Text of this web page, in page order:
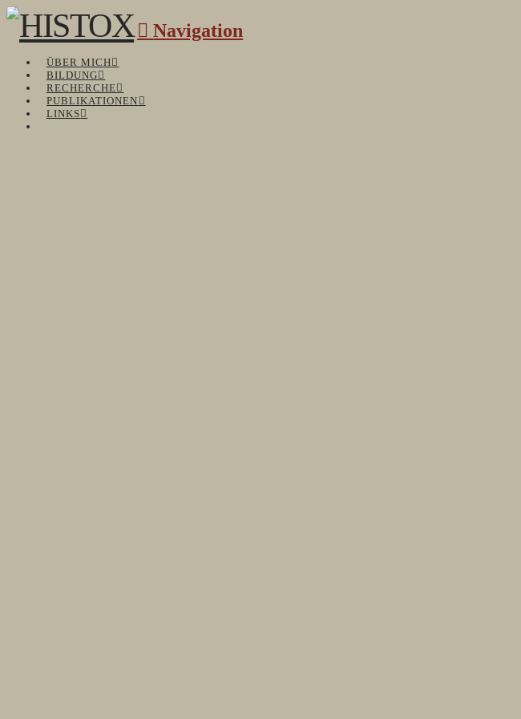
Navigation
ÜBER MICH
BILDUNG
RECHERCHE
PUBLIKATIONEN
LINKS